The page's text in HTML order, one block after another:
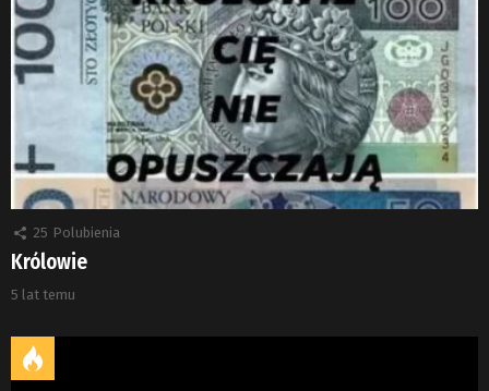
25 Polubienia
Królowie
5 lat temu